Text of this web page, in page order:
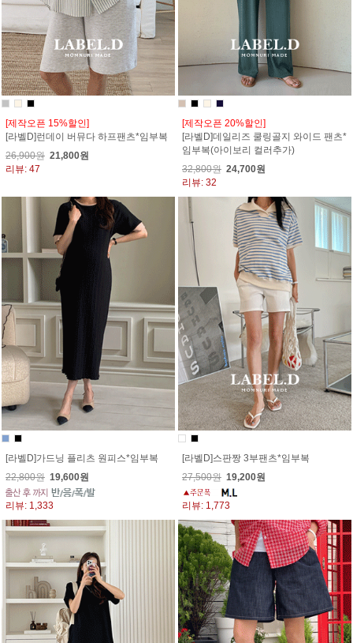
[제작오픈 15%할인]
[라벨D]런데이 버뮤다 하프팬츠*임부복
26,900원 21,800원
리뷰: 47
[제작오픈 20%할인]
[라벨D]데일리즈 쿨링골지 와이드 팬츠*
임부복(아이보리 컬러추가)
32,800원 24,700원
리뷰: 32
[라벨D]가드닝 플리츠 원피스*임부복
22,800원 19,600원
리뷰: 1,333
[라벨D]스판짱 3부팬츠*임부복
27,500원 19,200원
리뷰: 1,773